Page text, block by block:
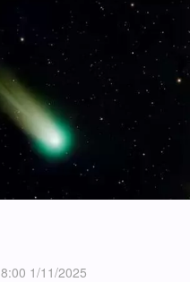
8:00 1/11/2025